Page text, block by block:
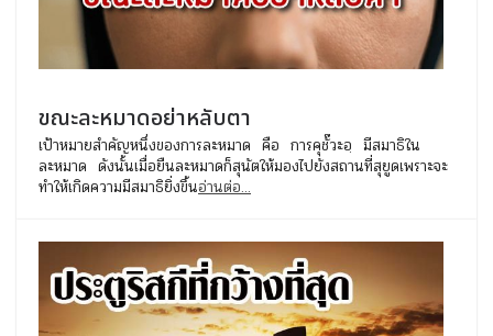
ขณะละหมาดอย่าหลับตา
เป้าหมายสำคัญหนึ่งของการละหมาด คือ การคุชั๊วะอฺ มีสมาธิใน
ละหมาด ดังนั้นเมื่อยืนละหมาดก็สุนัตให้มองไปยังสถานที่สุยูดเพราะจะ
ทำให้เกิดความมีสมาธิยิ่งขึ้นอ่านต่อ...